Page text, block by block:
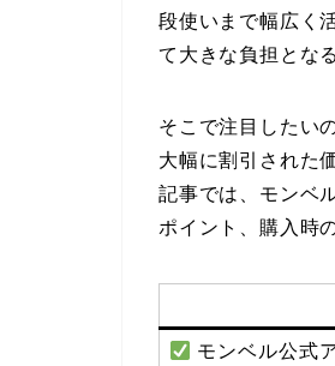
段使いまで幅広く
て大きな負担とな
そこで注目したい
大幅に割引された
記事では、モンベ
ポイント、購入時
モンベル公式